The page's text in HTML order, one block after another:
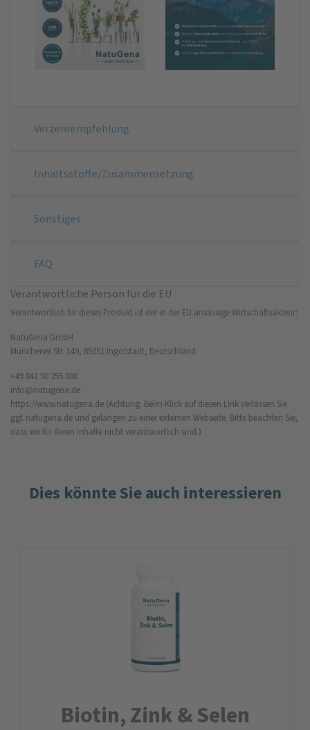
Verzehrempfehlung
Inhaltsstoffe/Zusammensetzung
Sonstiges
FAQ
Verantwortliche Person für die EU
Verantwortlich für dieses Produkt ist der in der EU ansässige Wirtschaftsakteur:
NatuGena GmbH
Münchener Str. 149, 85051 Ingolstadt, Deutschland
+49 841 90 255 000
info@natugena.de
https://www.natugena.de (Achtung: Beim Klick auf diesen Link verlassen Sie
ggf. natugena.de und gelangen zu einer externen Webseite. Bitte beachten Sie,
dass wir für deren Inhalte nicht verantwortlich sind.)
Dies könnte Sie auch interessieren
Biotin, Zink & Selen